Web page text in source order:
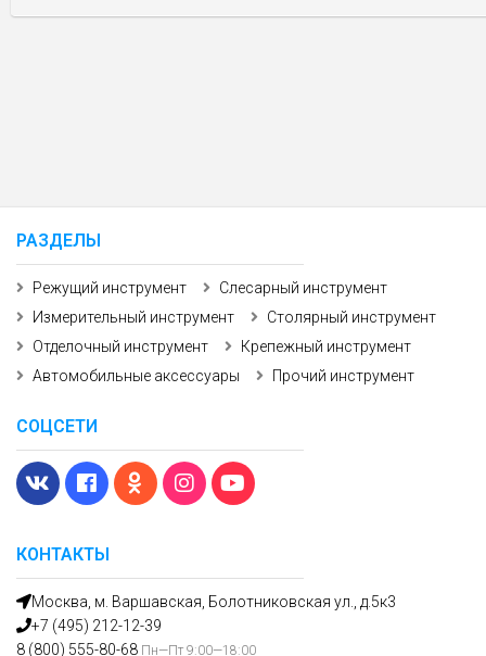
КОНТАКТЫ
Москва, м. Варшавская, Болотниковская ул., д.5к3
+7 (495) 212-12-39
8 (800) 555-80-68 Пн—Пт 9:00—18:00
РАЗДЕЛЫ
Режущий инструмент
Слесарный инструмент
Измерительный инструмент
Столярный инструмент
Отделочный инструмент
Крепежный инструмент
Автомобильные аксессуары
Прочий инструмент
СОЦСЕТИ